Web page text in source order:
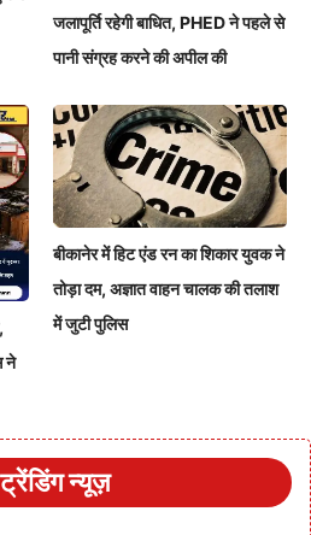
जलापूर्ति रहेगी बाधित, PHED ने पहले से
पानी संग्रह करने की अपील की
ने
बीकानेर में हिट एंड रन का शिकार युवक ने
तोड़ा दम, अज्ञात वाहन चालक की तलाश
में जुटी पुलिस
ट्रेंडिंग न्यूज़